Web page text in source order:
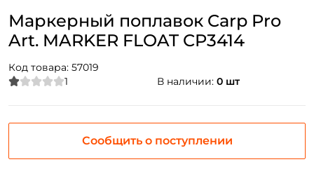
Маркерный поплавок Carp Pro
Art. MARKER FLOAT CP3414
Код товара: 57019
1
В наличии: 0 шт
Сообщить о поступлении